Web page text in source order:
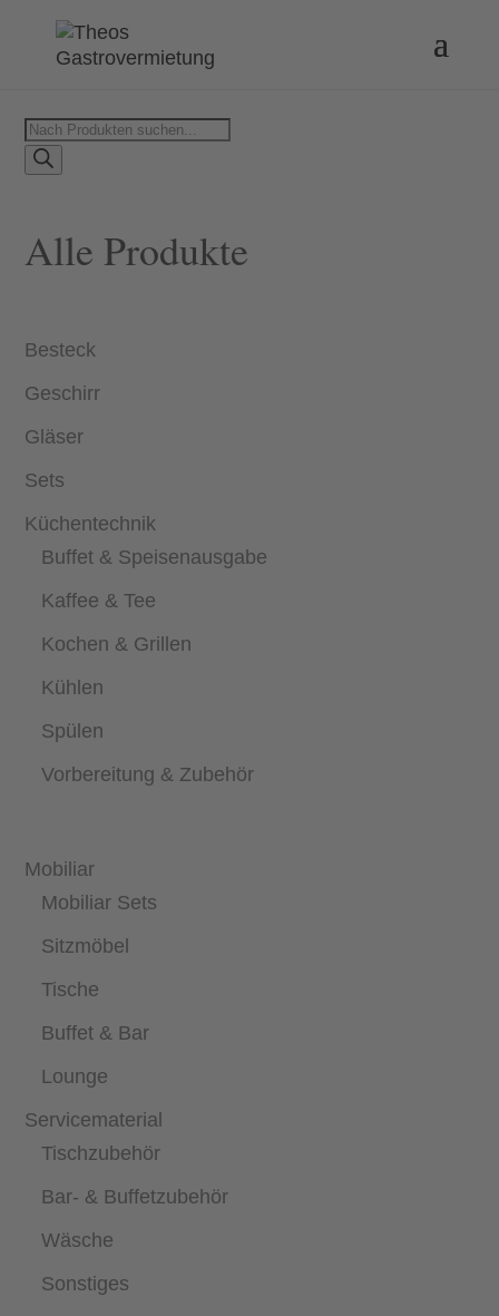
Products
search
Alle Produkte
Besteck
Geschirr
Gläser
Sets
Küchentechnik
Buffet & Speisenausgabe
Kaffee & Tee
Kochen & Grillen
Kühlen
Spülen
Vorbereitung & Zubehör
Mobiliar
Mobiliar Sets
Sitzmöbel
Tische
Buffet & Bar
Lounge
Servicematerial
Tischzubehör
Bar- & Buffetzubehör
Wäsche
Sonstiges